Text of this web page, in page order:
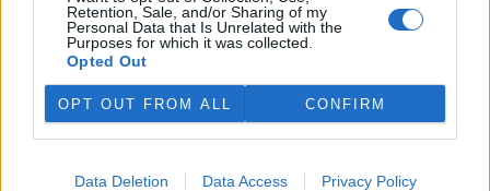
Retention, Sale, and/or Sharing of my
Personal Data that Is Unrelated with the
Purposes for which it was collected.
Opted Out
OPT OUT FROM ALL CONFIRM
Data Deletion Data Access Privacy Policy